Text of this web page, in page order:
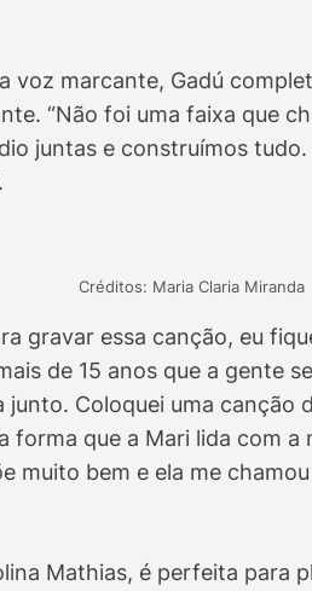
voz marcante, Gadú
“Não foi uma faixa que
juntas e construímos
Créditos: Maria Claria Miranda
gravar essa canção, eu
de 15 anos que a gente
Coloquei uma canção
forma que a Mari lida com a
muito bem e ela me
Mathias, é perfeita para